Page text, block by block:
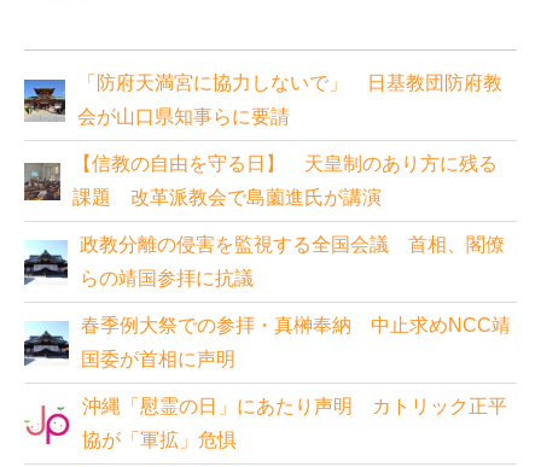
「防府天満宮に協力しないで」 日基教団防府教
会が山口県知事らに要請
【信教の自由を守る日】 天皇制のあり方に残る
課題 改革派教会で島薗進氏が講演
政教分離の侵害を監視する全国会議 首相、閣僚
らの靖国参拝に抗議
春季例大祭での参拝・真榊奉納 中止求めNCC靖
国委が首相に声明
沖縄「慰霊の日」にあたり声明 カトリック正平
協が「軍拡」危惧